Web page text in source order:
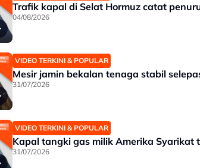
Trafik kapal di Selat Hormuz catat
04/08/2026
VIDEO TERKINI & POPULAR
Mesir jamin bekalan tenaga stabil
31/07/2026
VIDEO TERKINI & POPULAR
Kapal tangki gas milik Amerika Syarikat
31/07/2026